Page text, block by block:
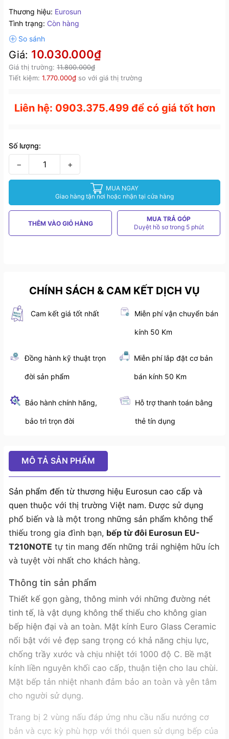
Thương hiệu: Eurosun
Tình trạng: Còn hàng
Giá: 10.030.000₫
Giá thị trường: 11.800.000₫
Tiết kiệm: 1.770.000₫ so với giá thị trường
Liên hệ: 0903.375.499 để có giá tốt hơn
Số lượng:
− +
MUA NGAY
Giao hàng tận nơi hoặc nhận tại cửa hàng
THÊM VÀO GIỎ HÀNG
MUA TRẢ GÓP
Duyệt hồ sơ trong 5 phút
CHÍNH SÁCH & CAM KẾT DỊCH VỤ
Cam kết giá tốt nhất Miễn phí vận chuyển bán
kính 50 Km
Đồng hành kỹ thuật trọn
đời sản phẩm
Miễn phí lắp đặt cơ bản
bán kính 50 Km
Bảo hành chính hãng,
bảo trì trọn đời
Hỗ trợ thanh toán bằng
thẻ tín dụng
MÔ TẢ SẢN PHẨM
Sản phẩm đến từ thương hiệu Eurosun cao cấp và
quen thuộc với thị trường Việt nam. Được sử dụng
phổ biến và là một trong những sản phẩm không thể
thiếu trong gia đình bạn, bếp từ đôi Eurosun EU-
T210NOTE tự tin mang đến những trải nghiệm hữu ích
và tuyệt vời nhất cho khách hàng.
Thông tin sản phẩm
Thiết kế gọn gàng, thông minh với những đường nét
tinh tế, là vật dụng không thể thiếu cho không gian
bếp hiện đại và an toàn. Mặt kính Euro Glass Ceramic
nổi bật với vẻ đẹp sang trọng có khả năng chịu lực,
chống trầy xước và chịu nhiệt tới 1000 độ C. Bề mặt
kính liền nguyên khối cao cấp, thuận tiện cho lau chùi.
Mặt bếp tản nhiệt nhanh đảm bảo an toàn và yên tâm
cho người sử dụng.
Trang bị 2 vùng nấu đáp ứng nhu cầu nấu nướng cơ
bản và cực kỳ phù hợp với thói quen sử dụng bếp của